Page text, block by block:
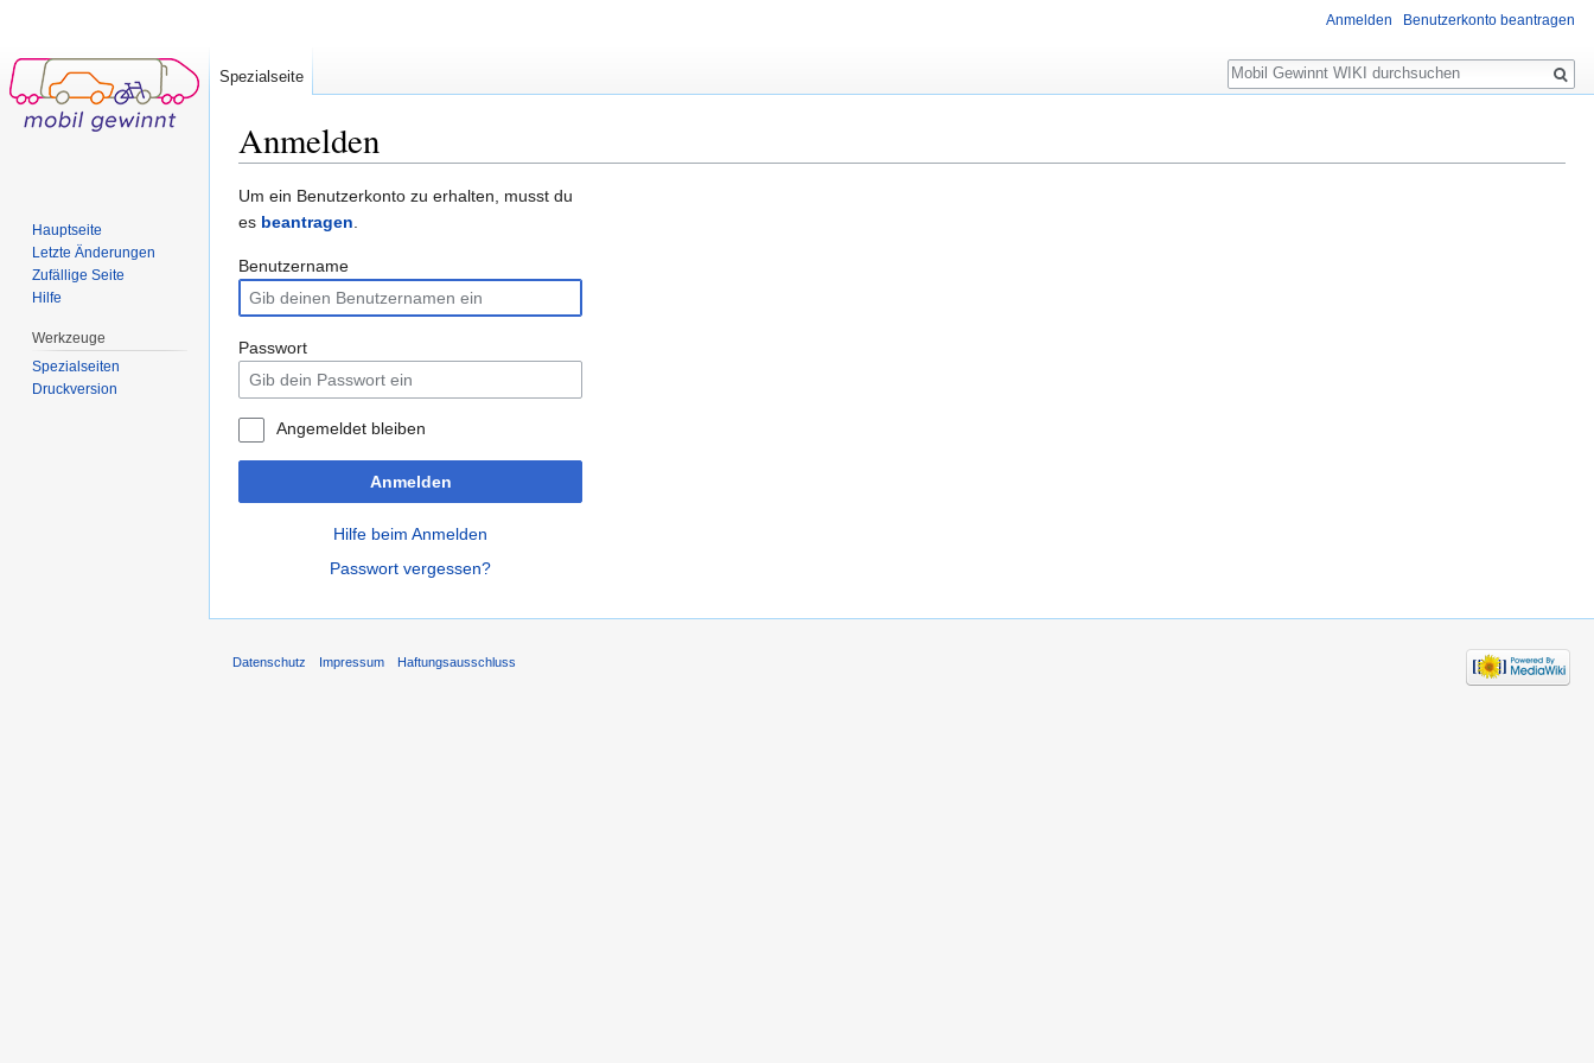
Anmelden
Um ein Benutzerkonto zu erhalten, musst du
es beantragen.
Benutzername
Passwort
Angemeldet bleiben
Anmelden
Hilfe beim Anmelden
Passwort vergessen?
Anmelden Benutzerkonto beantragen
Spezialseite
Suche
Hauptseite
Letzte Änderungen
Zufällige Seite
Hilfe
Werkzeuge
Spezialseiten
Druckversion
Datenschutz Impressum Haftungsausschluss